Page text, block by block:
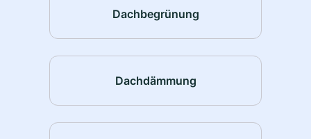
Dachbegrünung
Dachdämmung